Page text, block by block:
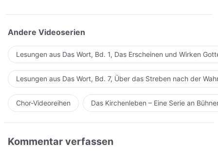
Andere Videoserien
Lesungen aus Das Wort, Bd. 1, Das Erscheinen und Wirken
Lesungen aus Das Wort, Bd. 7, Über das Streben nach der
Chor-Videoreihen Das Kirchenleben – Eine Serie an
Kommentar verfassen